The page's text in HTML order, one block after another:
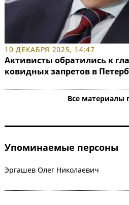
10 ДЕКАБРЯ 2025, 14:47
Активисты обратились к
ковидных запретов в
Все материалы
Упоминаемые персоны
Эргашев Олег Николаевич